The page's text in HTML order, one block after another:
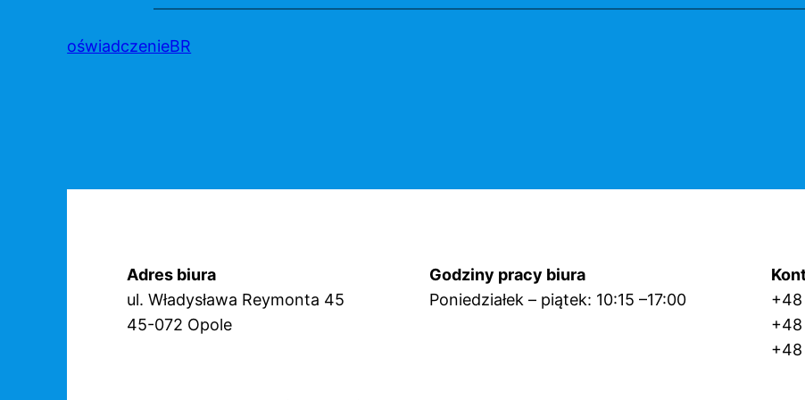
oświadczenieBR
Adres biura
ul. Władysława Reymonta 45
45-072 Opole
Godziny pracy biura
Poniedziałek – piątek: 10:15 –17:00
+48